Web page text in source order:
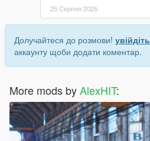
25 Серпня 2025
Долучайтеся до розмови! увійдіть
аккаунту щоби додати коментар.
More mods byAlexHIT: